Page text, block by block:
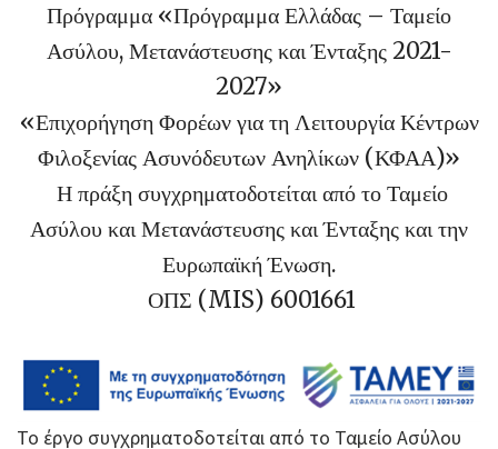
Πρόγραμμα «Πρόγραμμα Ελλάδας – Ταμείο
Ασύλου, Μετανάστευσης και Ένταξης 2021-
2027»
«Επιχορήγηση Φορέων για τη Λειτουργία Κέντρων
Φιλοξενίας Ασυνόδευτων Ανηλίκων (ΚΦΑΑ)»
Η πράξη συγχρηματοδοτείται από το Ταμείο
Ασύλου και Μετανάστευσης και Ένταξης και την
Ευρωπαϊκή Ένωση.
ΟΠΣ (MIS) 6001661
Το έργο συγχρηματοδοτείται από το Ταμείο Ασύλου